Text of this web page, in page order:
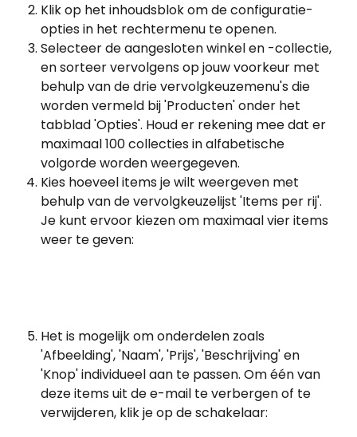
Klik op het inhoudsblok om de configuratie-
opties in het rechtermenu te openen.
Selecteer de aangesloten winkel en -collectie,
en sorteer vervolgens op jouw voorkeur met
behulp van de drie vervolgkeuzemenu's die
worden vermeld bij 'Producten' onder het
tabblad 'Opties'. Houd er rekening mee dat er
maximaal 100 collecties in alfabetische
volgorde worden weergegeven.
Kies hoeveel items je wilt weergeven met
behulp van de vervolgkeuzelijst 'Items per rij'.
Je kunt ervoor kiezen om maximaal vier items
weer te geven:
Het is mogelijk om onderdelen zoals
'Afbeelding', 'Naam', 'Prijs', 'Beschrijving' en
'Knop' individueel aan te passen. Om één van
deze items uit de e-mail te verbergen of te
verwijderen, klik je op de schakelaar: